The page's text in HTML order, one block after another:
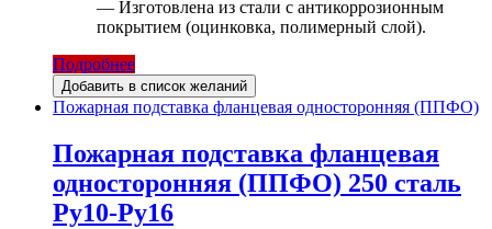
— Изготовлена из стали с антикоррозионным
покрытием (оцинковка, полимерный слой).
Подробнее
Добавить в список желаний
Пожарная подставка фланцевая односторонняя (ППФО)
Пожарная подставка фланцевая
односторонняя (ППФО) 250 сталь
Ру10-Ру16